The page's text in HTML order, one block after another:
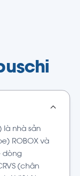
là nhà sản
ROBOX và
dòng
(chân